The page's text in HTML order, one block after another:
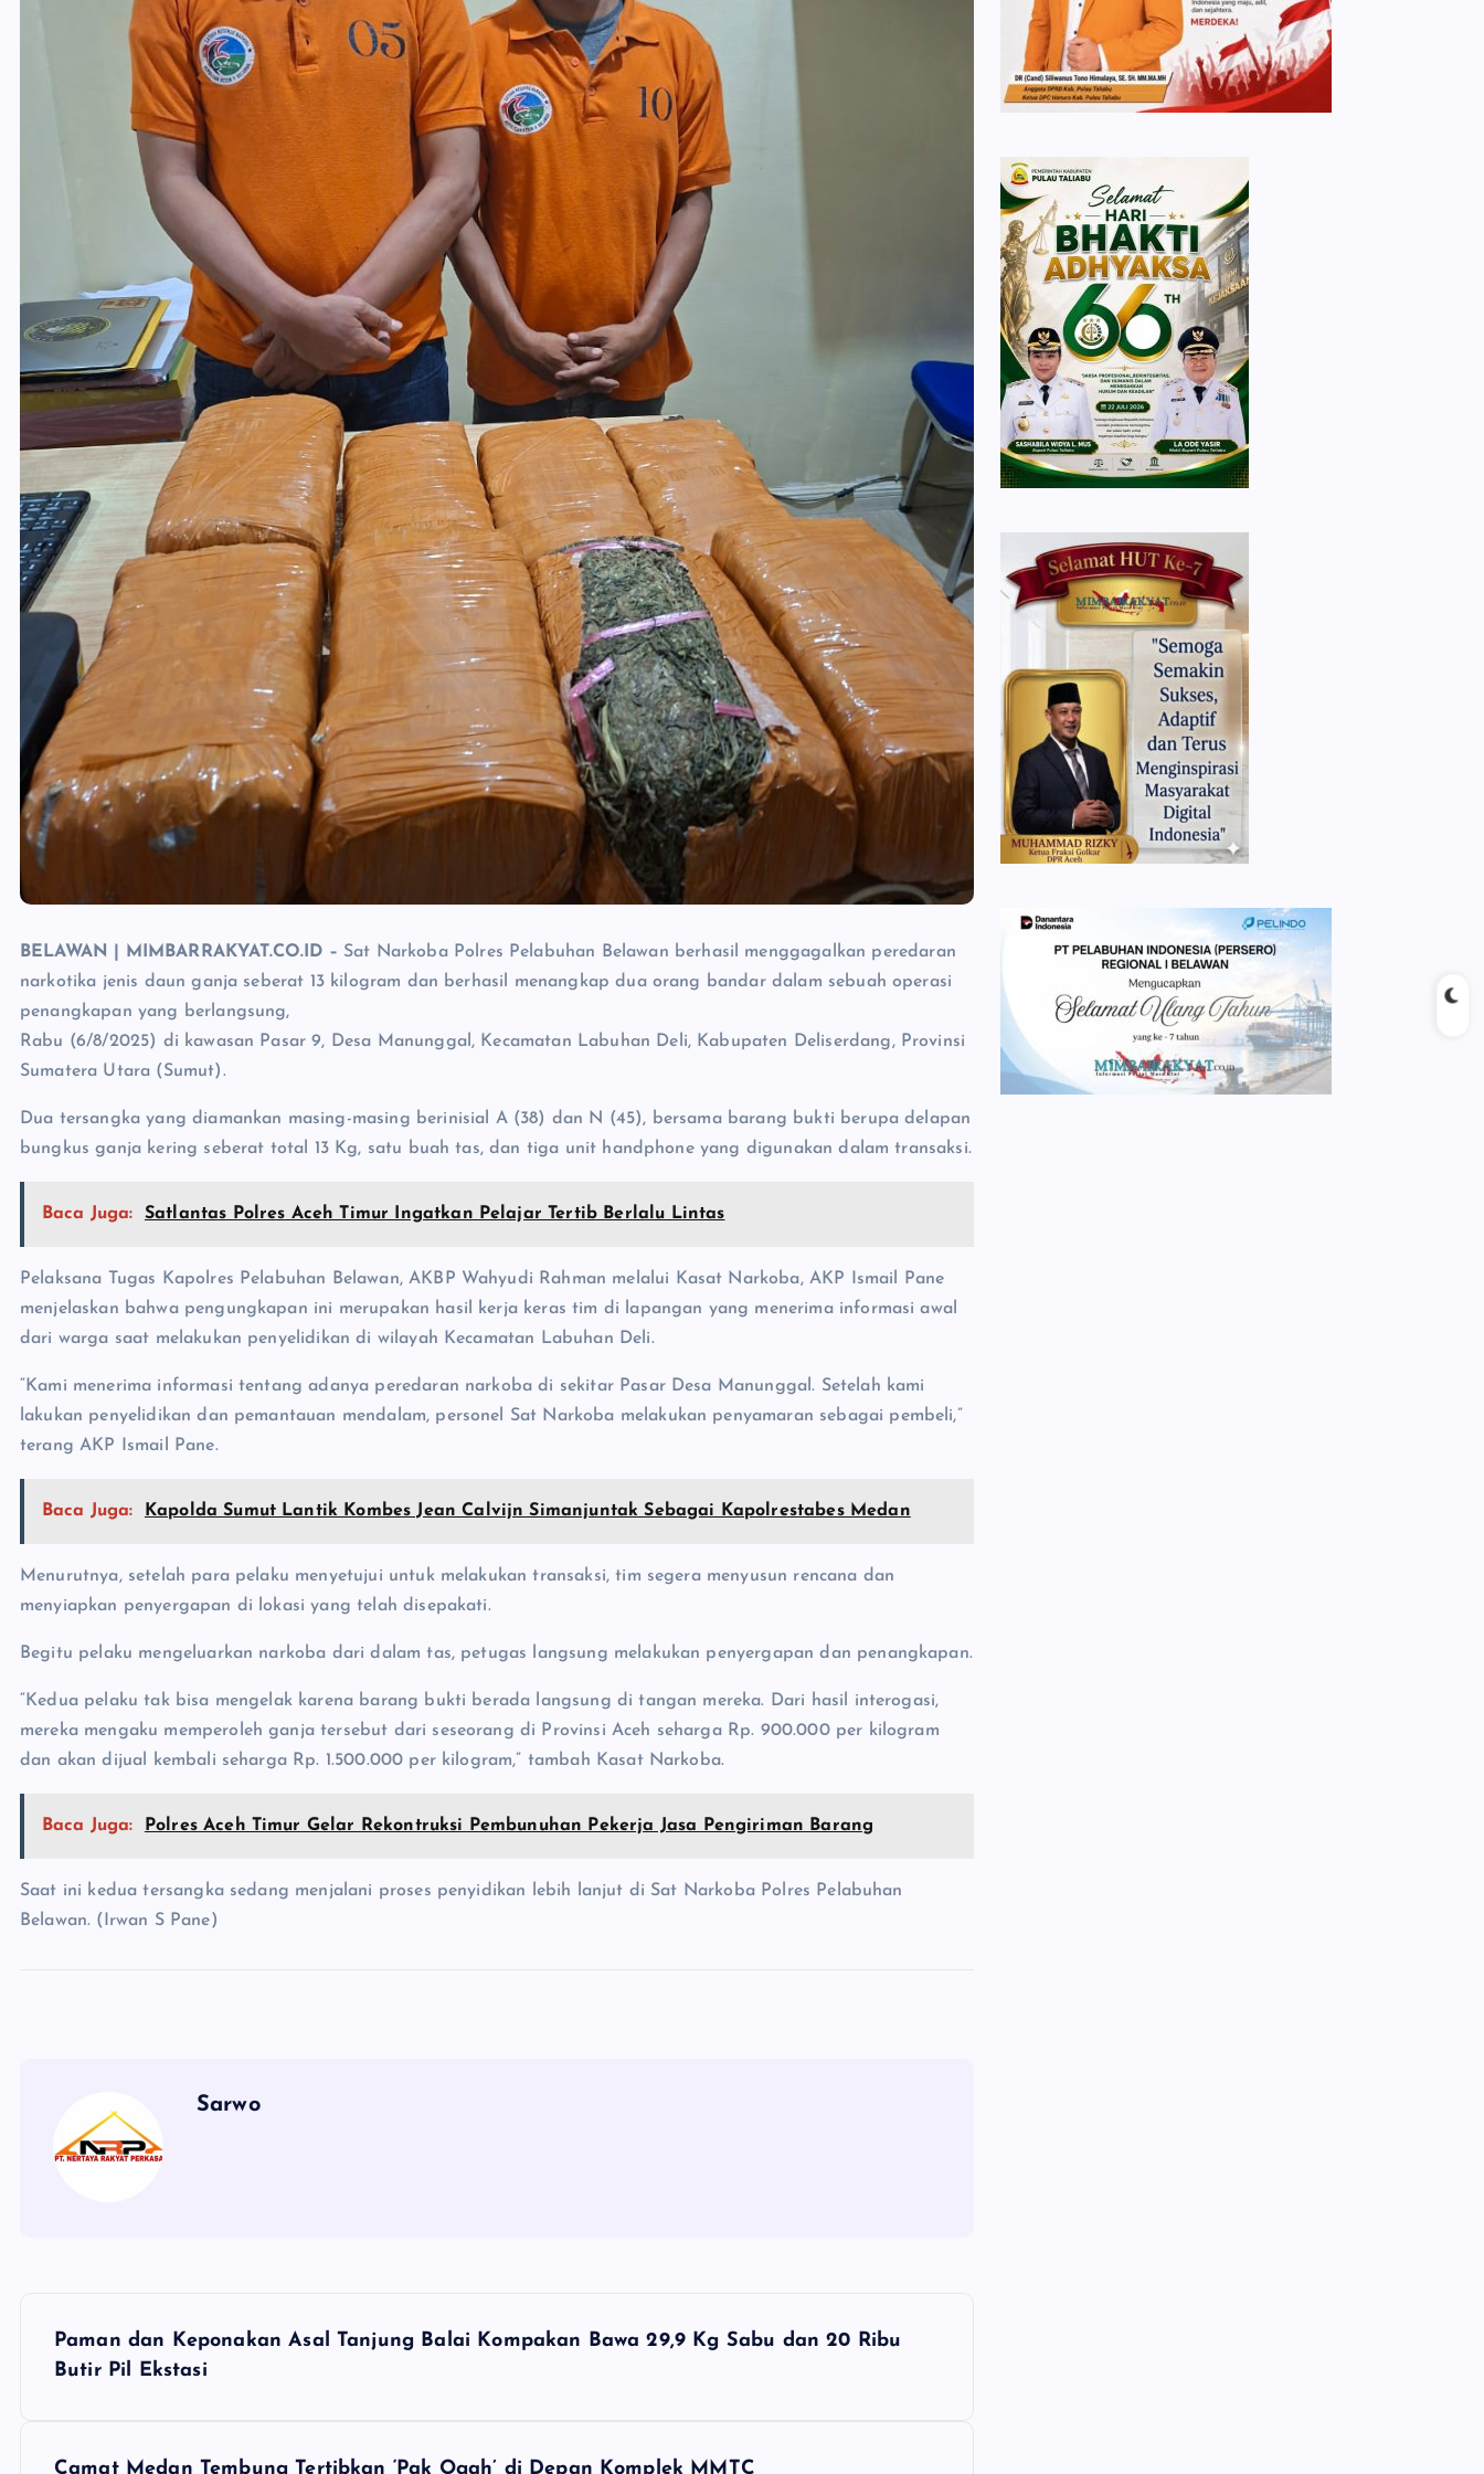
BELAWAN | MIMBARRAKYAT.CO.ID – Sat Narkoba Polres Pelabuhan Belawan berhasil menggagalkan peredaran
narkotika jenis daun ganja seberat 13 kilogram dan berhasil menangkap dua orang bandar dalam sebuah operasi
penangkapan yang berlangsung,
Rabu (6/8/2025) di kawasan Pasar 9, Desa Manunggal, Kecamatan Labuhan Deli, Kabupaten Deliserdang, Provinsi
Sumatera Utara (Sumut).
Dua tersangka yang diamankan masing-masing berinisial A (38) dan N (45), bersama barang bukti berupa delapan
bungkus ganja kering seberat total 13 Kg, satu buah tas, dan tiga unit handphone yang digunakan dalam transaksi.
Baca Juga: Satlantas Polres Aceh Timur Ingatkan Pelajar Tertib Berlalu Lintas
Pelaksana Tugas Kapolres Pelabuhan Belawan, AKBP Wahyudi Rahman melalui Kasat Narkoba, AKP Ismail Pane
menjelaskan bahwa pengungkapan ini merupakan hasil kerja keras tim di lapangan yang menerima informasi awal
dari warga saat melakukan penyelidikan di wilayah Kecamatan Labuhan Deli.
“Kami menerima informasi tentang adanya peredaran narkoba di sekitar Pasar Desa Manunggal. Setelah kami
lakukan penyelidikan dan pemantauan mendalam, personel Sat Narkoba melakukan penyamaran sebagai pembeli,”
terang AKP Ismail Pane.
Baca Juga: Kapolda Sumut Lantik Kombes Jean Calvijn Simanjuntak Sebagai Kapolrestabes Medan
Menurutnya, setelah para pelaku menyetujui untuk melakukan transaksi, tim segera menyusun rencana dan
menyiapkan penyergapan di lokasi yang telah disepakati.
Begitu pelaku mengeluarkan narkoba dari dalam tas, petugas langsung melakukan penyergapan dan penangkapan.
“Kedua pelaku tak bisa mengelak karena barang bukti berada langsung di tangan mereka. Dari hasil interogasi,
mereka mengaku memperoleh ganja tersebut dari seseorang di Provinsi Aceh seharga Rp. 900.000 per kilogram
dan akan dijual kembali seharga Rp. 1.500.000 per kilogram,” tambah Kasat Narkoba.
Baca Juga: Polres Aceh Timur Gelar Rekontruksi Pembunuhan Pekerja Jasa Pengiriman Barang
Saat ini kedua tersangka sedang menjalani proses penyidikan lebih lanjut di Sat Narkoba Polres Pelabuhan
Belawan. (Irwan S Pane)
Sarwo
Paman dan Keponakan Asal Tanjung Balai Kompakan Bawa 29,9 Kg Sabu dan 20 Ribu
Butir Pil Ekstasi
Camat Medan Tembung Tertibkan ‘Pak Ogah’ di Depan Komplek MMTC